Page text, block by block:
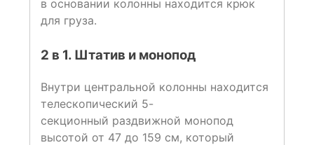
в основании колонны находится крюк
для груза.
2 в 1. Штатив и монопод
Внутри центральной колонны находится
телескопический 5-
секционный раздвижной монопод
высотой от 47 до 159 см, который